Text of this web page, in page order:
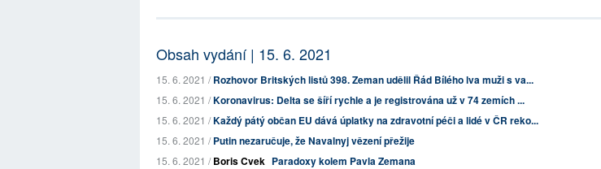
Obsah vydání | 15. 6. 2021
15. 6. 2021 /Rozhovor Britských listů 398. Zeman udělil Řád Bílého lva muži s va...
15. 6. 2021 /Koronavirus: Delta se šíří rychle a je registrována už v 74 zemích ...
15. 6. 2021 /Každý pátý občan EU dává úplatky na zdravotní péči a lidé v ČR reko...
15. 6. 2021 /Putin nezaručuje, že Navalnyj vězení přežije
15. 6. 2021 /Boris Cvek Paradoxy kolem Pavla Zemana